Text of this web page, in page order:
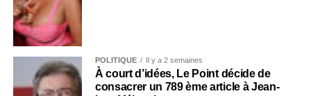
POLITIQUE Il y a 2 semaines
À court d’idées, Le Point décide de
consacrer un 789 ème article à Jean-